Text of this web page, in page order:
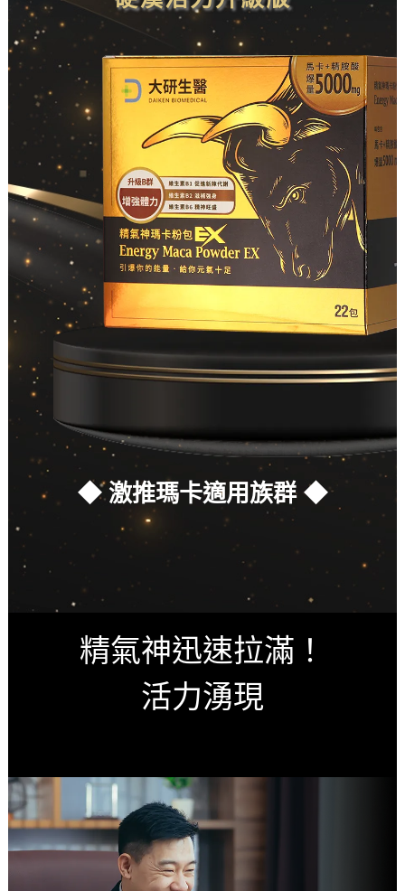
一次攝取直
達代謝天花
板，強化旺
盛活力，重
回幸福勝利
組的精采人
生。
◆ 激推瑪卡適用族群 ◆
精氣神迅速拉滿！
活力湧現